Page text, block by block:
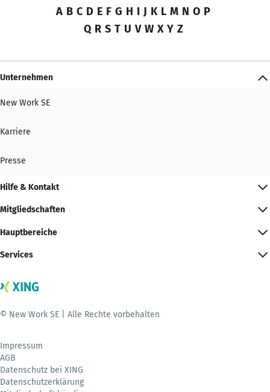
A B C D E F G H I J K L M N O P
Q R S T U V W X Y Z
Unternehmen
New Work SE
Karriere
Presse
Hilfe & Kontakt
Mitgliedschaften
Hauptbereiche
Services
© New Work SE | Alle Rechte vorbehalten
Impressum
AGB
Datenschutz bei XING
Datenschutzerklärung